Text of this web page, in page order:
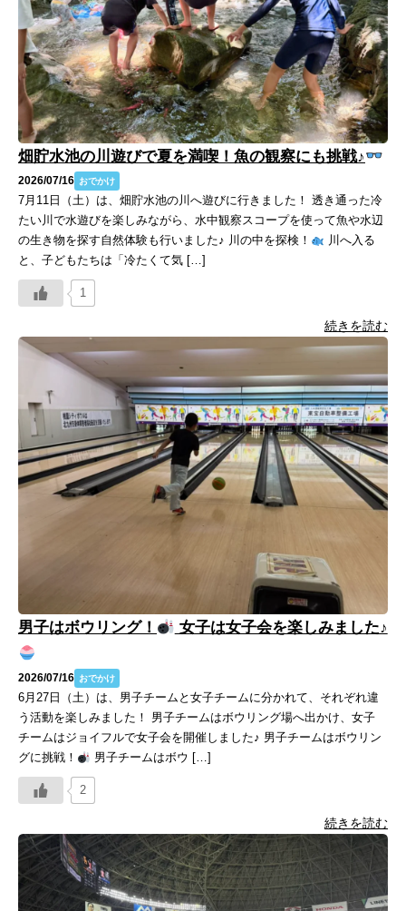
畑貯水池の川遊びで夏を満喫！魚の観察にも挑戦♪
2026/07/16 おでかけ
7月11日（土）は、畑貯水池の川へ遊びに行きました！ 透き通った冷
たい川で水遊びを楽しみながら、水中観察スコープを使って魚や水辺
の生き物を探す自然体験も行いました♪ 川の中を探検！
川へ入る
と、子どもたちは「冷たくて気 […]
1
続きを読む
男子はボウリング！ 女子は女子会を楽しみました♪
2026/07/16 おでかけ
6月27日（土）は、男子チームと女子チームに分かれて、それぞれ違
う活動を楽しみました！ 男子チームはボウリング場へ出かけ、女子
チームはジョイフルで女子会を開催しました♪ 男子チームはボウリン
グに挑戦！
男子チームはボウ […]
2
続きを読む